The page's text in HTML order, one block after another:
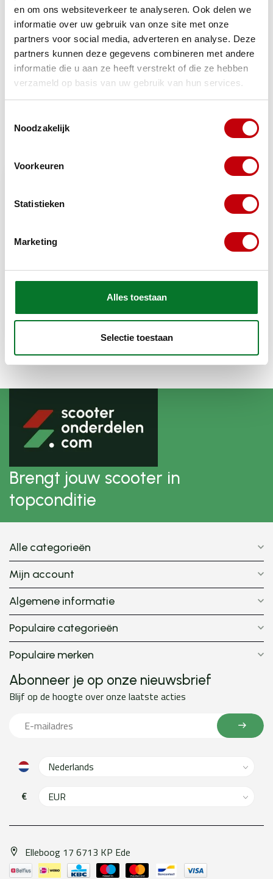
en om ons websiteverkeer te analyseren. Ook delen we
informatie over uw gebruik van onze site met onze
partners voor social media, adverteren en analyse. Deze
partners kunnen deze gegevens combineren met andere
informatie die u aan ze heeft verstrekt of die ze hebben
verzameld op basis van uw gebruik van hun services.
Noodzakelijk
Voorkeuren
Statistieken
Marketing
Alles toestaan
Selectie toestaan
Gerelateerde producten
TypeError: Failed to fetch
https://www.scooteronderdelen.com/merken/classic-
brommers/tomos/
Brengt jouw scooter in
topconditie
Alle categorieën
Mijn account
Algemene informatie
Populaire categorieën
Populaire merken
Abonneer je op onze nieuwsbrief
Blijf op de hoogte over onze laatste acties
€
Elleboog 17 6713 KP Ede